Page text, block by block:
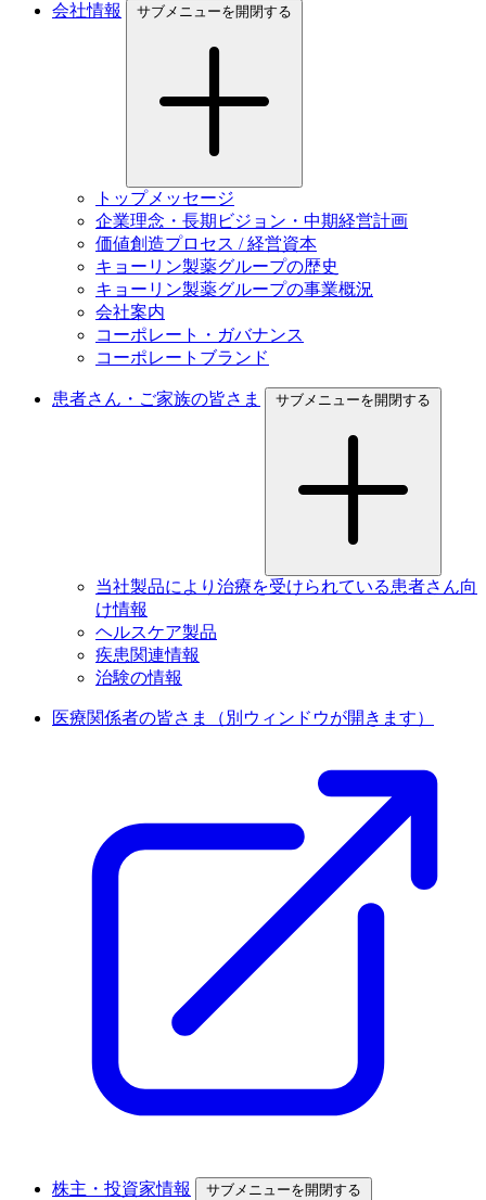
会社情報 サブメニューを開閉する
トップメッセージ
企業理念・長期ビジョン・中期経営計画
価値創造プロセス / 経営資本
キョーリン製薬グループの歴史
キョーリン製薬グループの事業概況
会社案内
コーポレート・ガバナンス
コーポレートブランド
患者さん・ご家族の皆さま サブメニューを開閉する
当社製品により治療を受けられている患者さん向
け情報
ヘルスケア製品
疾患関連情報
治験の情報
医療関係者の皆さま （別ウィンドウが開きます）
株主・投資家情報 サブメニューを開閉する